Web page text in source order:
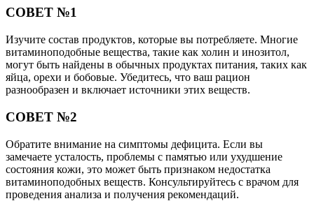
СОВЕТ №1
Изучите состав продуктов, которые вы потребляете. Многие
витаминоподобные вещества, такие как холин и инозитол,
могут быть найдены в обычных продуктах питания, таких как
яйца, орехи и бобовые. Убедитесь, что ваш рацион
разнообразен и включает источники этих веществ.
СОВЕТ №2
Обратите внимание на симптомы дефицита. Если вы
замечаете усталость, проблемы с памятью или ухудшение
состояния кожи, это может быть признаком недостатка
витаминоподобных веществ. Консультируйтесь с врачом для
проведения анализа и получения рекомендаций.